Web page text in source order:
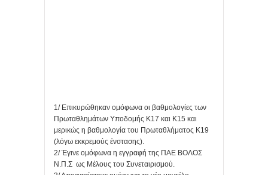
1/ Επικυρώθηκαν ομόφωνα οι βαθμολογίες των
Πρωταθλημάτων Υποδομής Κ17 και Κ15 και
μερικώς η βαθμολογία του Πρωταθλήματος Κ19
(λόγω εκκρεμούς ένστασης).
2/ Έγινε ομόφωνα η εγγραφή της ΠΑΕ ΒΟΛΟΣ
Ν.Π.Σ ως Μέλους του Συνεταιρισμού.